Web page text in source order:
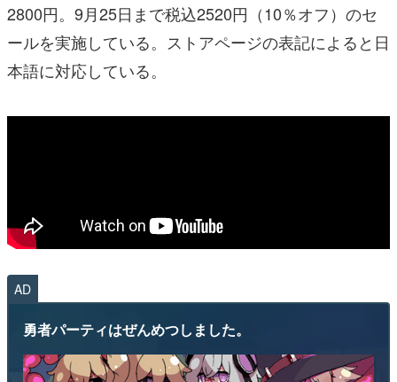
2800円。9月25日まで税込2520円（10％オフ）のセ
ールを実施している。ストアページの表記によると日
本語に対応している。
AD
勇者パーティはぜんめつしました。